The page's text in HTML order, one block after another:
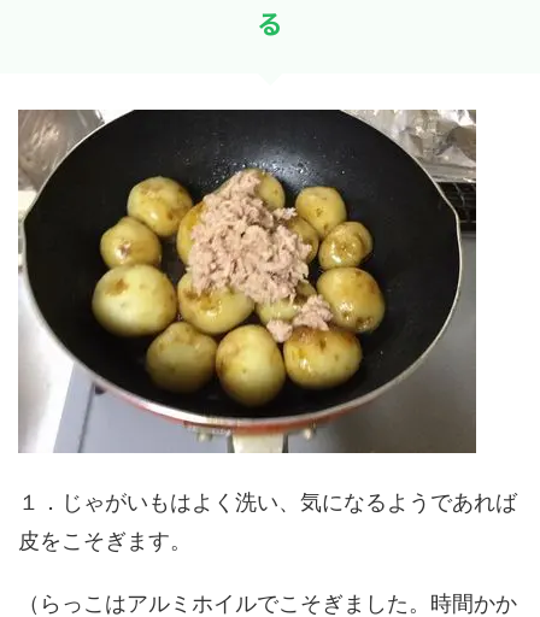
る
１．じゃがいもはよく洗い、気になるようであれば
皮をこそぎます。
（らっこはアルミホイルでこそぎました。時間かか